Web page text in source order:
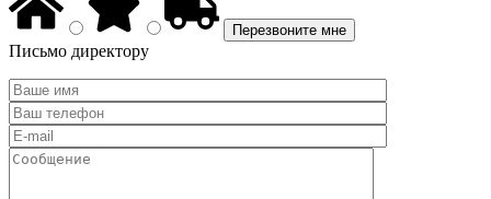
Письмо директору